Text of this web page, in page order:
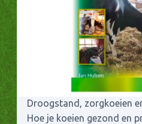
Droogstand, zorgkoeien
Hoe je koeien gezond en